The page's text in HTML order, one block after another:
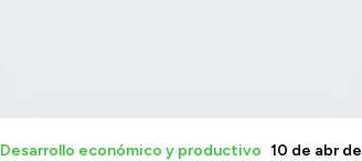
Desarrollo económico y productivo 10 de abr de